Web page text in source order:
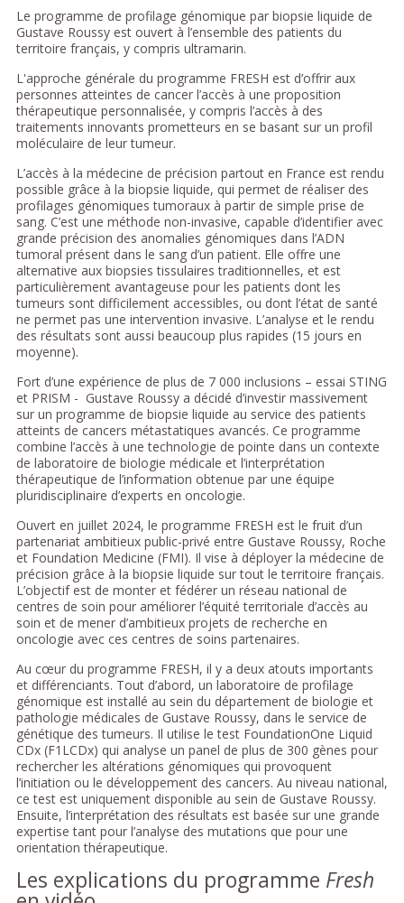
Le programme de profilage génomique par biopsie liquide de
Gustave Roussy est ouvert à l’ensemble des patients du
territoire français, y compris ultramarin.
L'approche générale du programme FRESH est d’offrir aux
personnes atteintes de cancer l’accès à une proposition
thérapeutique personnalisée, y compris l’accès à des
traitements innovants prometteurs en se basant sur un profil
moléculaire de leur tumeur.
L’accès à la médecine de précision partout en France est rendu
possible grâce à la biopsie liquide, qui permet de réaliser des
profilages génomiques tumoraux à partir de simple prise de
sang. C’est une méthode non-invasive, capable d’identifier avec
grande précision des anomalies génomiques dans l’ADN
tumoral présent dans le sang d’un patient. Elle offre une
alternative aux biopsies tissulaires traditionnelles, et est
particulièrement avantageuse pour les patients dont les
tumeurs sont difficilement accessibles, ou dont l’état de santé
ne permet pas une intervention invasive. L’analyse et le rendu
des résultats sont aussi beaucoup plus rapides (15 jours en
moyenne).
Fort d’une expérience de plus de 7 000 inclusions – essai STING
et PRISM - Gustave Roussy a décidé d’investir massivement
sur un programme de biopsie liquide au service des patients
atteints de cancers métastatiques avancés. Ce programme
combine l’accès à une technologie de pointe dans un contexte
de laboratoire de biologie médicale et l’interprétation
thérapeutique de l’information obtenue par une équipe
pluridisciplinaire d’experts en oncologie.
Ouvert en juillet 2024, le programme FRESH est le fruit d’un
partenariat ambitieux public-privé entre Gustave Roussy, Roche
et Foundation Medicine (FMI). Il vise à déployer la médecine de
précision grâce à la biopsie liquide sur tout le territoire français.
L’objectif est de monter et fédérer un réseau national de
centres de soin pour améliorer l’équité territoriale d’accès au
soin et de mener d’ambitieux projets de recherche en
oncologie avec ces centres de soins partenaires.
Au cœur du programme FRESH, il y a deux atouts importants
et différenciants. Tout d’abord, un laboratoire de profilage
génomique est installé au sein du département de biologie et
pathologie médicales de Gustave Roussy, dans le service de
génétique des tumeurs. Il utilise le test FoundationOne Liquid
CDx (F1LCDx) qui analyse un panel de plus de 300 gènes pour
rechercher les altérations génomiques qui provoquent
l’initiation ou le développement des cancers. Au niveau national,
ce test est uniquement disponible au sein de Gustave Roussy.
Ensuite, l’interprétation des résultats est basée sur une grande
expertise tant pour l’analyse des mutations que pour une
orientation thérapeutique.
Les explications du programme Fresh